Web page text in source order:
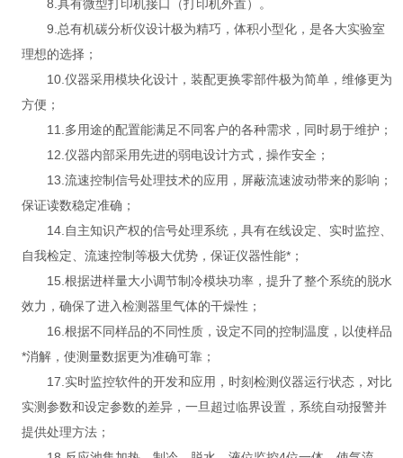
8.具有微型打印机接口（打印机外置）。
9.总有机碳分析仪设计极为精巧，体积小型化，是各大实验室
理想的选择；
10.仪器采用模块化设计，装配更换零部件极为简单，维修更为
方便；
11.多用途的配置能满足不同客户的各种需求，同时易于维护；
12.仪器内部采用先进的弱电设计方式，操作安全；
13.流速控制信号处理技术的应用，屏蔽流速波动带来的影响；
保证读数稳定准确；
14.自主知识产权的信号处理系统，具有在线设定、实时监控、
自我检定、流速控制等极大优势，保证仪器性能*；
15.根据进样量大小调节制冷模块功率，提升了整个系统的脱水
效力，确保了进入检测器里气体的干燥性；
16.根据不同样品的不同性质，设定不同的控制温度，以使样品
*消解，使测量数据更为准确可靠；
17.实时监控软件的开发和应用，时刻检测仪器运行状态，对比
实测参数和设定参数的差异，一旦超过临界设置，系统自动报警并
提供处理方法；